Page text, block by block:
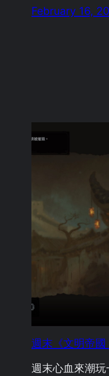
February 16,
週末《文明帝
週末心血來潮